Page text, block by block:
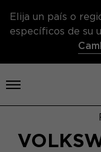
Elija un país o
específicos de su
Abrir el menú